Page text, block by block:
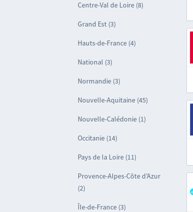
Centre-Val de Loire (8)
Grand Est (3)
Hauts-de-France (4)
National (3)
Normandie (3)
Nouvelle-Aquitaine (45)
Nouvelle-Calédonie (1)
Occitanie (14)
Pays de la Loire (11)
Provence-Alpes-Côte d’Azur
(2)
Île-de-France (3)